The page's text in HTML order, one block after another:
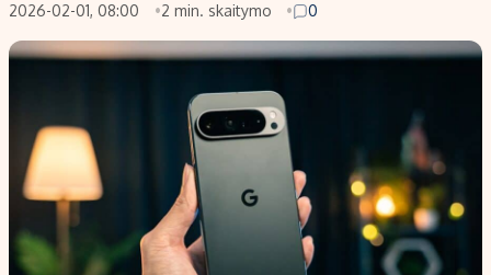
2026-02-01, 08:00
2 min. skaitymo 0